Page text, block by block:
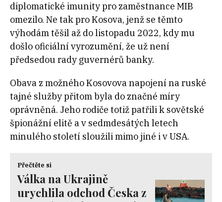
diplomatické imunity pro zaměstnance MIB
omezilo. Ne tak pro Kosova, jenž se těmto
výhodám těšil až do listopadu 2022, kdy mu
došlo oficiální vyrozumění, že už není
předsedou rady guvernérů banky.
Obava z možného Kosovova napojení na ruské
tajné služby přitom byla do značné míry
oprávněná. Jeho rodiče totiž patřili k sovětské
špionážní elitě a v sedmdesátých letech
minulého století sloužili mimo jiné i v USA.
Přečtěte si
Válka na Ukrajině
urychlila odchod Česka z